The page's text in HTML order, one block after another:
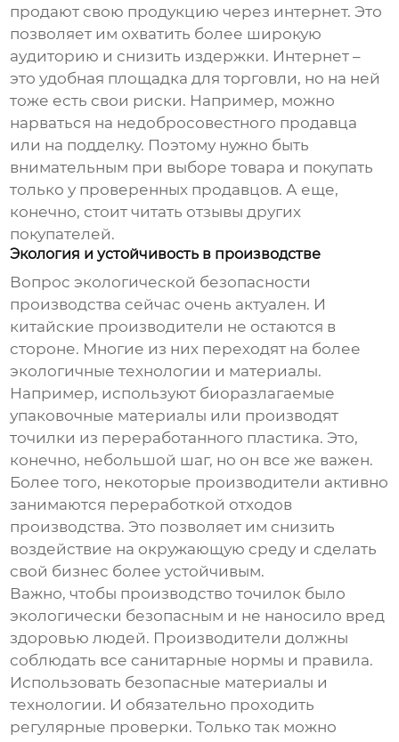
продают свою продукцию через интернет. Это
позволяет им охватить более широкую
аудиторию и снизить издержки. Интернет –
это удобная площадка для торговли, но на ней
тоже есть свои риски. Например, можно
нарваться на недобросовестного продавца
или на подделку. Поэтому нужно быть
внимательным при выборе товара и покупать
только у проверенных продавцов. А еще,
конечно, стоит читать отзывы других
покупателей.
Экология и устойчивость в производстве
Вопрос экологической безопасности
производства сейчас очень актуален. И
китайские производители не остаются в
стороне. Многие из них переходят на более
экологичные технологии и материалы.
Например, используют биоразлагаемые
упаковочные материалы или производят
точилки из переработанного пластика. Это,
конечно, небольшой шаг, но он все же важен.
Более того, некоторые производители активно
занимаются переработкой отходов
производства. Это позволяет им снизить
воздействие на окружающую среду и сделать
свой бизнес более устойчивым.
Важно, чтобы производство точилок было
экологически безопасным и не наносило вред
здоровью людей. Производители должны
соблюдать все санитарные нормы и правила.
Использовать безопасные материалы и
технологии. И обязательно проходить
регулярные проверки. Только так можно